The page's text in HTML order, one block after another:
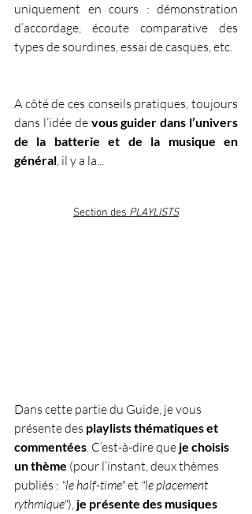
uniquement en cours : démonstration
d’accordage, écoute comparative des
types de sourdines, essai de casques, etc.
A côté de ces conseils pratiques, toujours
dans l’idée de vous guider dans l’univers
de la batterie et de la musique en
général, il y a la...
Section des PLAYLISTS
Dans cette partie du Guide, je vous
présente des playlists thématiques et
commentées. C’est-à-dire que je choisis
un thème (pour l’instant, deux thèmes
publiés : "le half-time" et "le placement
rythmique"), je présente des musiques